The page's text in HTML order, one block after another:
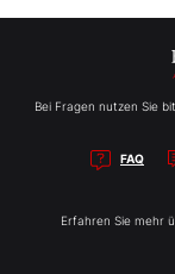
Bei Fragen nutzen Sie
FAQ
Erfahren Sie mehr